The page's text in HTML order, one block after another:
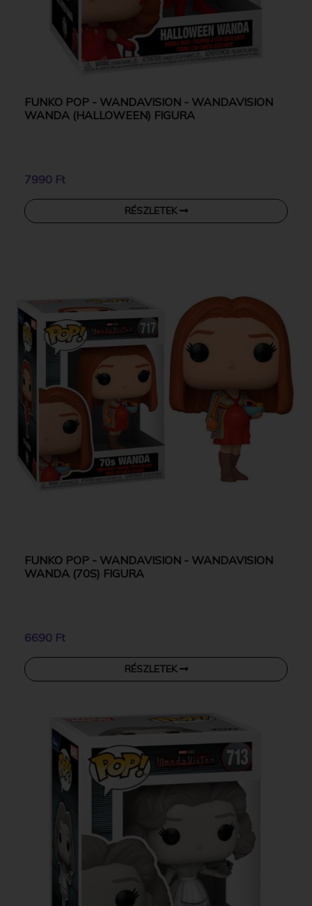
FUNKO POP - WANDAVISION - WANDAVISION
WANDA (HALLOWEEN) FIGURA
7990 Ft
RÉSZLETEK
FUNKO POP - WANDAVISION - WANDAVISION
WANDA (70S) FIGURA
6690 Ft
RÉSZLETEK